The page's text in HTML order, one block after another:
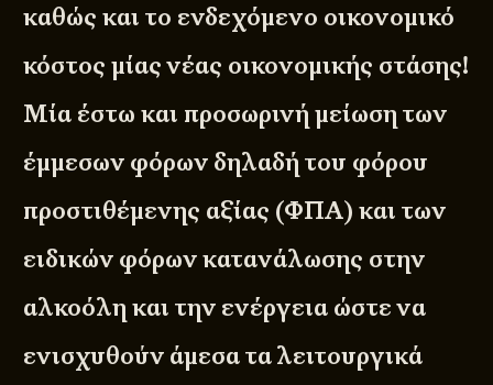
καθώς και το ενδεχόμενο οικονομικό
κόστος μίας νέας οικονομικής στάσης!
Μία έστω και προσωρινή μείωση των
έμμεσων φόρων δηλαδή του φόρου
προστιθέμενης αξίας (ΦΠΑ) και των
ειδικών φόρων κατανάλωσης στην
αλκοόλη και την ενέργεια ώστε να
ενισχυθούν άμεσα τα λειτουργικά